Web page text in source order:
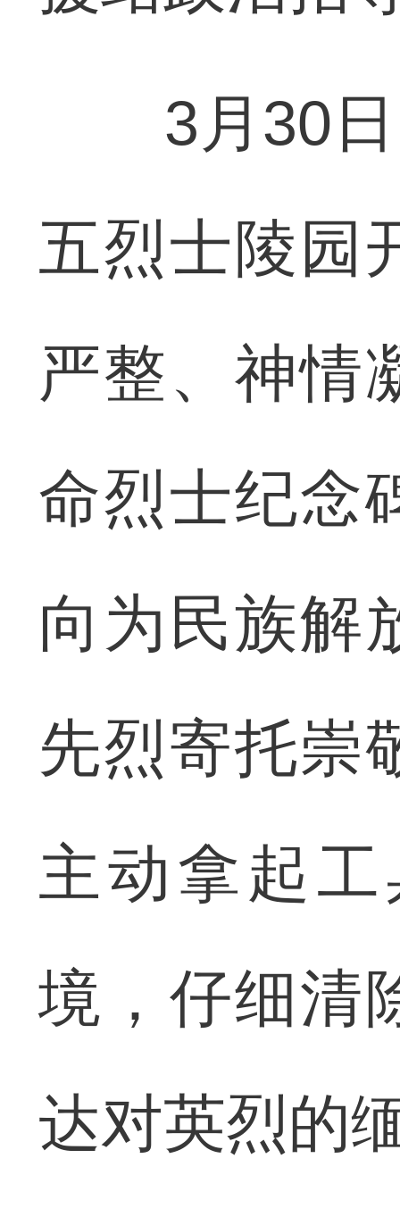
3月30日
五烈士陵园
严整、神情
命烈士纪念
向为民族解
先烈寄托崇
主动拿起
境，仔细清
达对英烈的